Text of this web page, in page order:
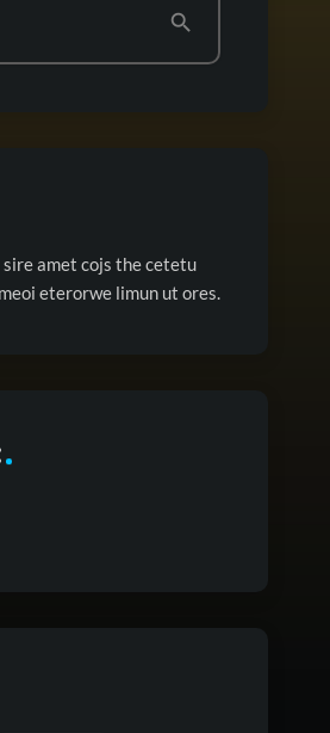
search
amet cojs the cetetu
eterorwe limun ut ores.